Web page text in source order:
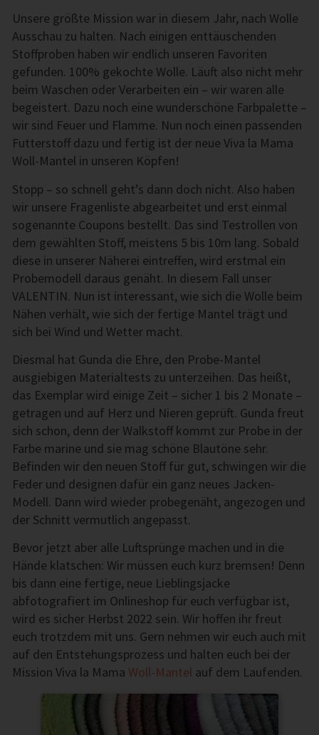
Unsere größte Mission war in diesem Jahr, nach Wolle
Ausschau zu halten. Nach einigen enttäuschenden
Stoffproben haben wir endlich unseren Favoriten
gefunden. 100% gekochte Wolle. Läuft also nicht mehr
beim Waschen oder Verarbeiten ein – wir waren alle
begeistert. Dazu noch eine wunderschöne Farbpalette –
wir sind Feuer und Flamme. Nun noch einen passenden
Futterstoff dazu und fertig ist der neue Viva la Mama
Woll-Mantel in unseren Köpfen!
Stopp – so schnell geht’s dann doch nicht. Also haben
wir unsere Fragenliste abgearbeitet und erst einmal
sogenannte Coupons bestellt. Das sind Testrollen von
dem gewählten Stoff, meistens 5 bis 10m lang. Sobald
diese in unserer Näherei eintreffen, wird erstmal ein
Probemodell daraus genäht. In diesem Fall unser
VALENTIN. Nun ist interessant, wie sich die Wolle beim
Nähen verhält, wie sich der fertige Mantel trägt und
sich bei Wind und Wetter macht.
Diesmal hat Gunda die Ehre, den Probe-Mantel
ausgiebigen Materialtests zu unterzeihen. Das heißt,
das Exemplar wird einige Zeit – sicher 1 bis 2 Monate –
getragen und auf Herz und Nieren geprüft. Gunda freut
sich schon, denn der Walkstoff kommt zur Probe in der
Farbe marine und sie mag schöne Blautöne sehr.
Befinden wir den neuen Stoff für gut, schwingen wir die
Feder und designen dafür ein ganz neues Jacken-
Modell. Dann wird wieder probegenäht, angezogen und
der Schnitt vermutlich angepasst.
Bevor jetzt aber alle Luftsprünge machen und in die
Hände klatschen: Wir müssen euch kurz bremsen! Denn
bis dann eine fertige, neue Lieblingsjacke
abfotografiert im Onlineshop für euch verfügbar ist,
wird es sicher Herbst 2022 sein. Wir hoffen ihr freut
euch trotzdem mit uns. Gern nehmen wir euch auch mit
auf den Entstehungsprozess und halten euch bei der
Mission Viva la Mama Woll-Mantel auf dem Laufenden.